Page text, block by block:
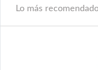
Lo más